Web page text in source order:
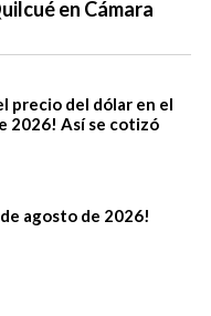
en Cámara
precio del dólar en el
2026! Así se cotizó
agosto de 2026!